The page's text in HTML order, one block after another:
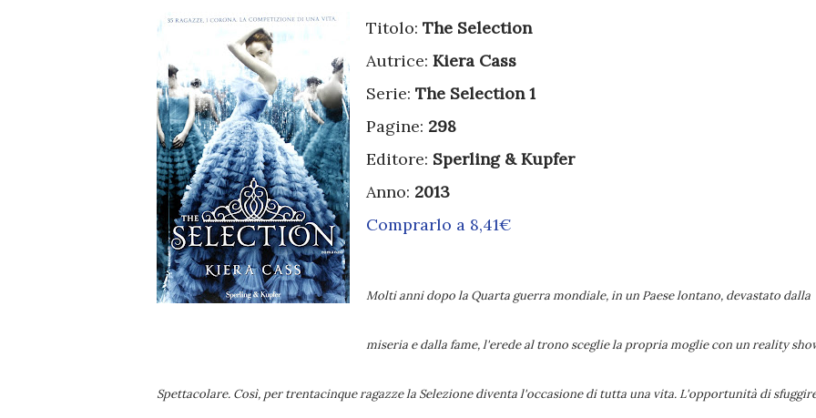
Titolo: The Selection
Autrice: Kiera Cass
Serie: The Selection 1
Pagine: 298
Editore: Sperling & Kupfer
Anno: 2013
Comprarlo a 8,41€
Molti anni dopo la Quarta guerra mondiale, in un Paese lontano, devastato dalla
miseria e dalla fame, l'erede al trono sceglie la propria moglie con un reality
Spettacolare. Così, per trentacinque ragazze la Selezione diventa l'occasione di tutta una vita. L'opportunità di